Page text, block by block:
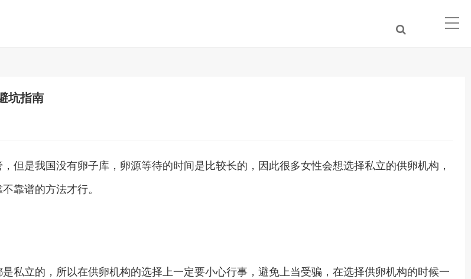
坑指南
但是我国没有卵子库，卵源等待的时间是比较长的，因此很多女性会想选择私立的供卵机构，
靠谱的方法才行。
私立的，所以在供卵机构的选择上一定要小心行事，避免上当受骗，在选择供卵机构的时候一